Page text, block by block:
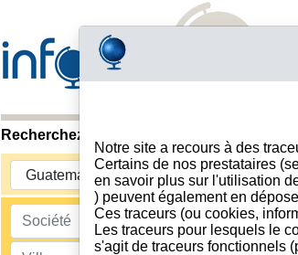
Recherchez et trouvez des informations
Notre site a recours à des
Certains de nos prestataires
en savoir plus sur l'utilisation
) peuvent également en
Ces traceurs (ou cookies,
Les traceurs pour lesquels le
s'agit de traceurs fonctionnels